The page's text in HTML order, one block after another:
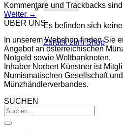
Es befinden sich
Zurück zum Shop
Kommentare und Trackbacks
Weiter →
ÜBER UNS
In unserem Webshop finden Sie
Angebot an österreichischen
Notgeld sowie Weltbanknoten.
Inhaber Norbert Künstner ist
Numismatischen Gesellschaft
Münzhändlerverbandes.
SUCHEN